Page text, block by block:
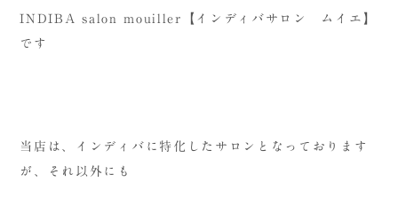
INDIBA salon mouiller【インディバサロン ムイエ】
です
当店は、インディバに特化したサロンとなっております
が、それ以外にも